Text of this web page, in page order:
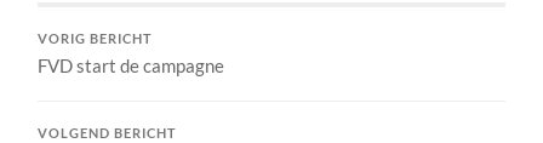
VORIG BERICHT
FVD start de campagne
VOLGEND BERICHT